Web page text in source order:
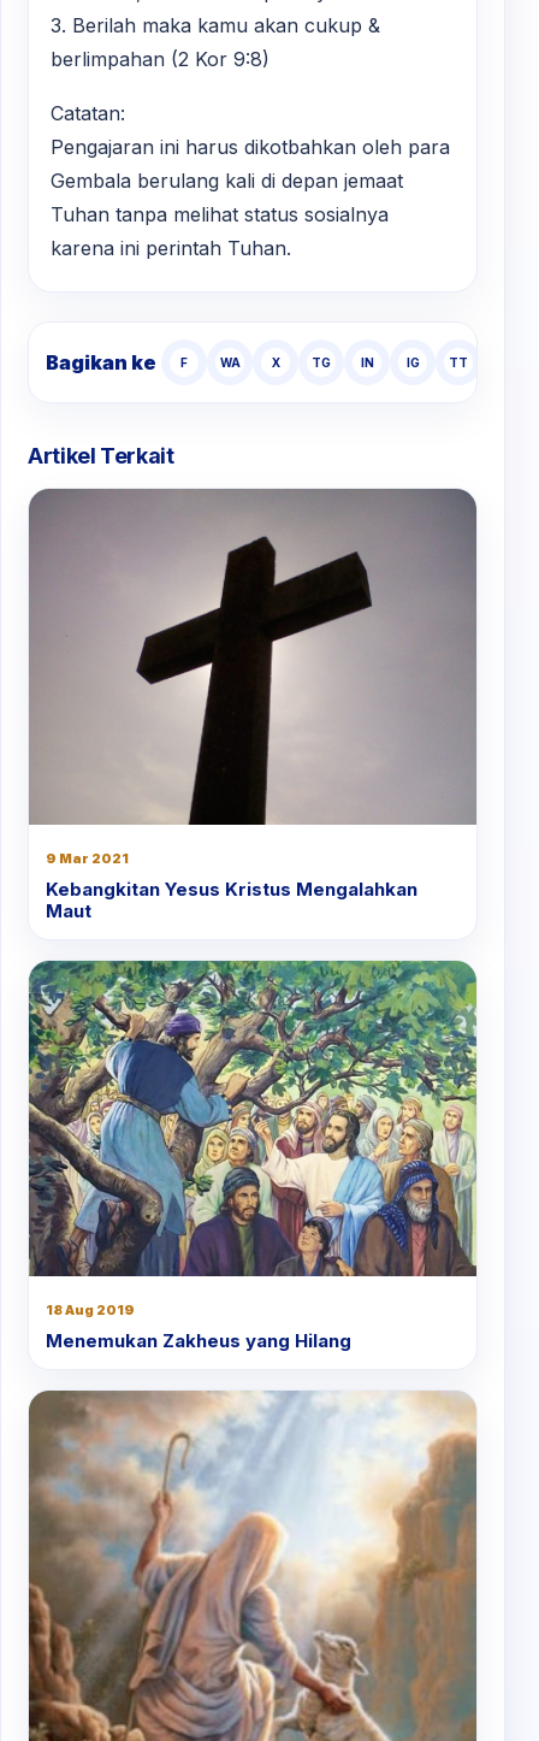
3. Berilah maka kamu akan cukup &
berlimpahan (2 Kor 9:8)
Catatan:
Pengajaran ini harus dikotbahkan oleh para
Gembala berulang kali di depan jemaat
Tuhan tanpa melihat status sosialnya
karena ini perintah Tuhan.
Bagikan ke F WA X TG IN IG TT
Artikel Terkait
9 Mar 2021
Kebangkitan Yesus Kristus Mengalahkan
Maut
18 Aug 2019
Menemukan Zakheus yang Hilang